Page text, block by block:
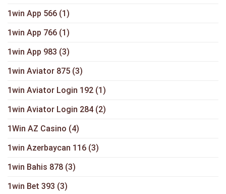
1win App 566 (1)
1win App 766 (1)
1win App 983 (3)
1win Aviator 875 (3)
1win Aviator Login 192 (1)
1win Aviator Login 284 (2)
1Win AZ Casino (4)
1win Azerbaycan 116 (3)
1win Bahis 878 (3)
1win Bet 393 (3)